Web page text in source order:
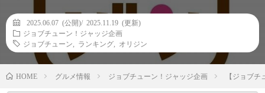
2025.06.07 (公開)/ 2025.11.19 (更新)
ジョブチューン！ジャッジ企画
ジョブチューン
ランキング オリジン
HOME グルメ情報 ジョブチューン！ジャッジ企画 【ジョブ